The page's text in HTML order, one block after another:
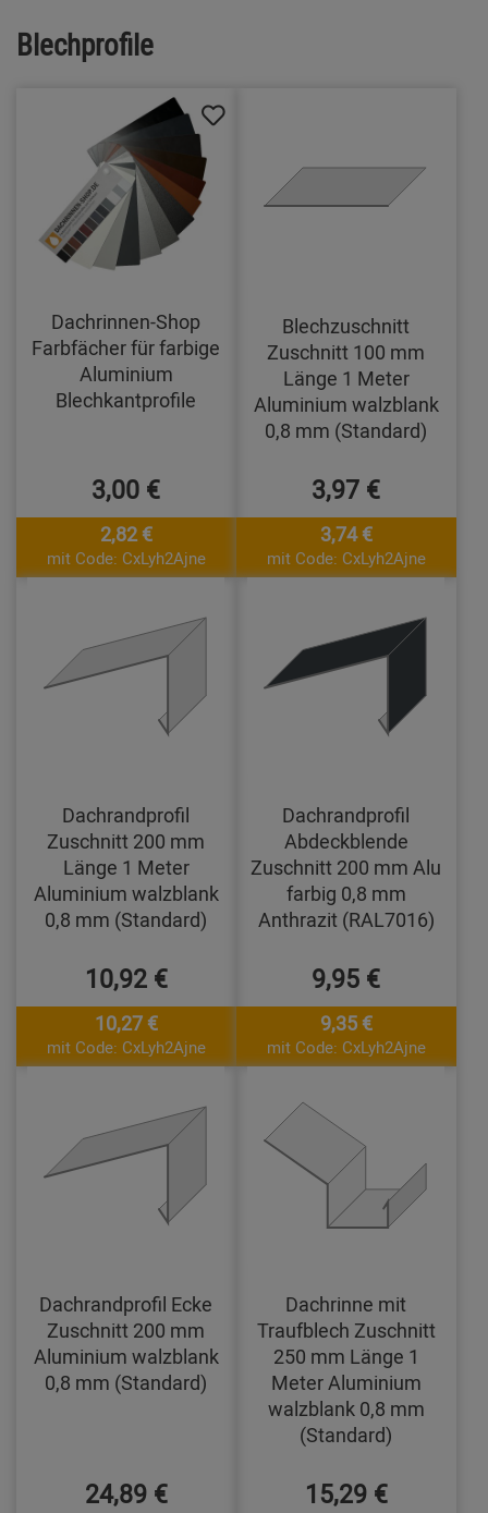
Blechprofile
Dachrinnen-Shop
Farbfächer für farbige
Aluminium
Blechkantprofile
3,00 €
2,82 €
mit Code: CxLyh2Ajne
Blechzuschnitt
Zuschnitt 100 mm
Länge 1 Meter
Aluminium walzblank
0,8 mm (Standard)
3,97 €
3,74 €
mit Code: CxLyh2Ajne
Dachrandprofil
Zuschnitt 200 mm
Länge 1 Meter
Aluminium walzblank
0,8 mm (Standard)
10,92 €
10,27 €
mit Code: CxLyh2Ajne
Dachrandprofil
Abdeckblende
Zuschnitt 200 mm Alu
farbig 0,8 mm
Anthrazit (RAL7016)
9,95 €
9,35 €
mit Code: CxLyh2Ajne
Dachrandprofil Ecke
Zuschnitt 200 mm
Aluminium walzblank
0,8 mm (Standard)
24,89 €
Dachrinne mit
Traufblech Zuschnitt
250 mm Länge 1
Meter Aluminium
walzblank 0,8 mm
(Standard)
15,29 €